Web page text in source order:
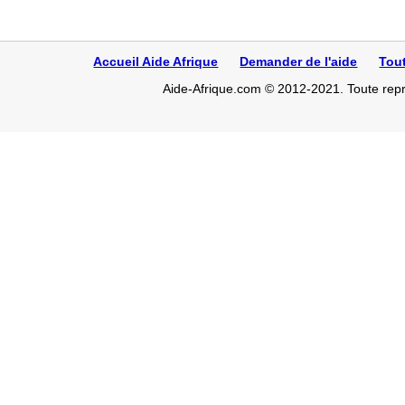
Accueil Aide Afrique Demander de l'aide
Aide-Afrique.com © 2012-2021. Toute